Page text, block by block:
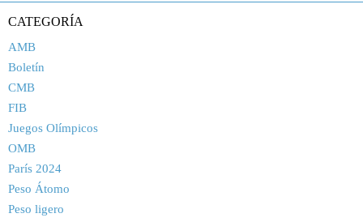
CATEGORÍA
AMB
Boletín
CMB
FIB
Juegos Olímpicos
OMB
París 2024
Peso Átomo
Peso ligero